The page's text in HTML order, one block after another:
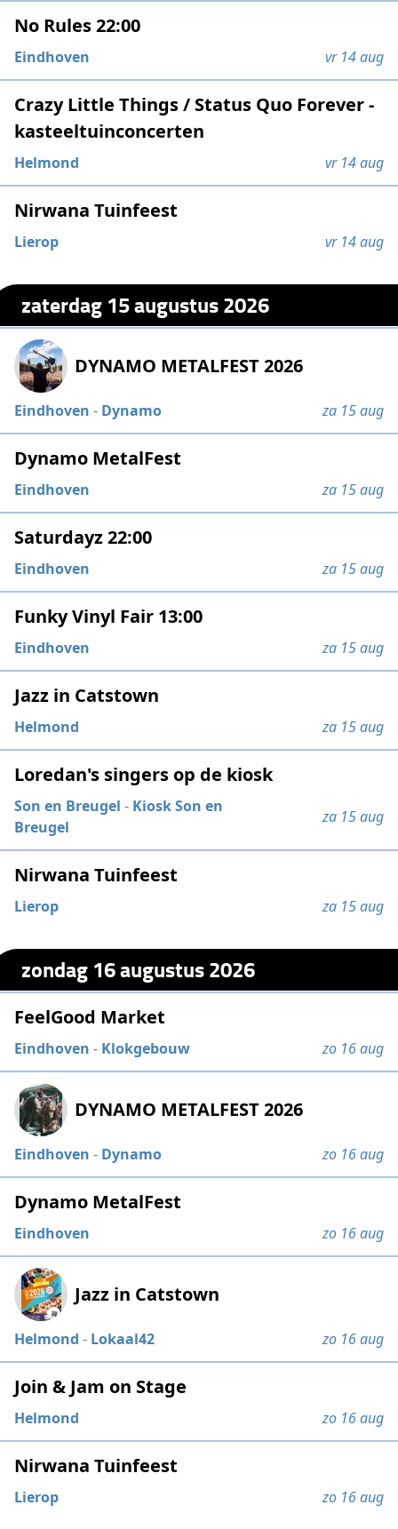
No Rules 22:00
Eindhoven vr 14 aug
Crazy Little Things / Status Quo Forever -
kasteeltuinconcerten
Helmond vr 14 aug
Nirwana Tuinfeest
Lierop vr 14 aug
zaterdag 15 augustus 2026
DYNAMO METALFEST 2026
Eindhoven - Dynamo za 15 aug
Dynamo MetalFest
Eindhoven za 15 aug
Saturdayz 22:00
Eindhoven za 15 aug
Funky Vinyl Fair 13:00
Eindhoven za 15 aug
Jazz in Catstown
Helmond za 15 aug
Loredan's singers op de kiosk
Son en Breugel - Kiosk Son en
Breugel
za 15 aug
Nirwana Tuinfeest
Lierop za 15 aug
zondag 16 augustus 2026
FeelGood Market
Eindhoven - Klokgebouw zo 16 aug
DYNAMO METALFEST 2026
Eindhoven - Dynamo zo 16 aug
Dynamo MetalFest
Eindhoven zo 16 aug
Jazz in Catstown
Helmond - Lokaal42 zo 16 aug
Join & Jam on Stage
Helmond zo 16 aug
Nirwana Tuinfeest
Lierop zo 16 aug